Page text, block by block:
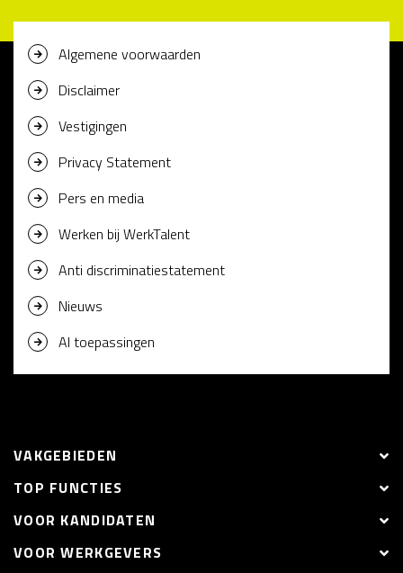
Algemene voorwaarden
Disclaimer
Vestigingen
Privacy Statement
Pers en media
Werken bij WerkTalent
Anti discriminatiestatement
Nieuws
AI toepassingen
VAKGEBIEDEN
TOP FUNCTIES
VOOR KANDIDATEN
VOOR WERKGEVERS